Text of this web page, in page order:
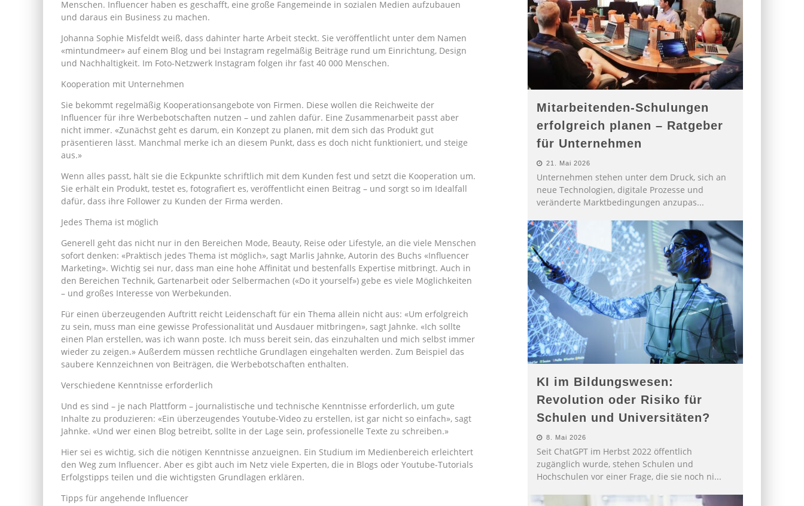
Menschen. Influencer haben es geschafft, eine große Fangemeinde in sozialen Medien aufzubauen
und daraus ein Business zu machen.
Johanna Sophie Misfeldt weiß, dass dahinter harte Arbeit steckt. Sie veröffentlicht unter dem Namen
«mintundmeer» auf einem Blog und bei Instagram regelmäßig Beiträge rund um Einrichtung, Design
und Nachhaltigkeit. Im Foto-Netzwerk Instagram folgen ihr fast 40 000 Menschen.
Kooperation mit Unternehmen
Sie bekommt regelmäßig Kooperationsangebote von Firmen. Diese wollen die Reichweite der
Influencer für ihre Werbebotschaften nutzen – und zahlen dafür. Eine Zusammenarbeit passt aber
nicht immer. «Zunächst geht es darum, ein Konzept zu planen, mit dem sich das Produkt gut
präsentieren lässt. Manchmal merke ich an diesem Punkt, dass es doch nicht funktioniert, und steige
aus.»
Wenn alles passt, hält sie die Eckpunkte schriftlich mit dem Kunden fest und setzt die Kooperation um.
Sie erhält ein Produkt, testet es, fotografiert es, veröffentlicht einen Beitrag – und sorgt so im Idealfall
dafür, dass ihre Follower zu Kunden der Firma werden.
Jedes Thema ist möglich
Generell geht das nicht nur in den Bereichen Mode, Beauty, Reise oder Lifestyle, an die viele Menschen
sofort denken: «Praktisch jedes Thema ist möglich», sagt Marlis Jahnke, Autorin des Buchs «Influencer
Marketing». Wichtig sei nur, dass man eine hohe Affinität und bestenfalls Expertise mitbringt. Auch in
den Bereichen Technik, Gartenarbeit oder Selbermachen («Do it yourself») gebe es viele Möglichkeiten
– und großes Interesse von Werbekunden.
Für einen überzeugenden Auftritt reicht Leidenschaft für ein Thema allein nicht aus: «Um erfolgreich
zu sein, muss man eine gewisse Professionalität und Ausdauer mitbringen», sagt Jahnke. «Ich sollte
einen Plan erstellen, was ich wann poste. Ich muss bereit sein, das einzuhalten und mich selbst immer
wieder zu zeigen.» Außerdem müssen rechtliche Grundlagen eingehalten werden. Zum Beispiel das
saubere Kennzeichnen von Beiträgen, die Werbebotschaften enthalten.
Verschiedene Kenntnisse erforderlich
Und es sind – je nach Plattform – journalistische und technische Kenntnisse erforderlich, um gute
Inhalte zu produzieren: «Ein überzeugendes Youtube-Video zu erstellen, ist gar nicht so einfach», sagt
Jahnke. «Und wer einen Blog betreibt, sollte in der Lage sein, professionelle Texte zu schreiben.»
Hier sei es wichtig, sich die nötigen Kenntnisse anzueignen. Ein Studium im Medienbereich erleichtert
den Weg zum Influencer. Aber es gibt auch im Netz viele Experten, die in Blogs oder Youtube-Tutorials
Erfolgstipps teilen und die wichtigsten Grundlagen erklären.
Tipps für angehende Influencer
Mitarbeitenden-Schulungen
erfolgreich planen – Ratgeber
für Unternehmen
21. Mai 2026
Unternehmen stehen unter dem Druck, sich an
neue Technologien, digitale Prozesse und
veränderte Marktbedingungen anzupas...
KI im Bildungswesen:
Revolution oder Risiko für
Schulen und Universitäten?
8. Mai 2026
Seit ChatGPT im Herbst 2022 öffentlich
zugänglich wurde, stehen Schulen und
Hochschulen vor einer Frage, die sie noch ni...